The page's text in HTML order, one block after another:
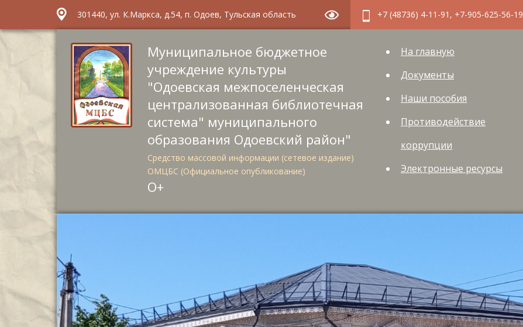
301440, ул. К.Маркса, д.54, п. Одоев, Тульская область +7 (48736) 4-11-91, +7-905-625-56-19
Муниципальное бюджетное
учреждение культуры
"Одоевская межпоселенческая
централизованная библиотечная
система" муниципального
образования Одоевский район"
Средство массовой информации (сетевое издание)
ОМЦБС (Официальное опубликование)
О+
На главную
Документы
Наши пособия
Противодействие
коррупции
Электронные ресурсы